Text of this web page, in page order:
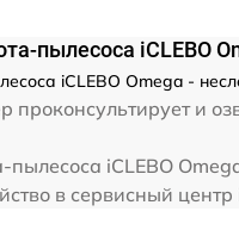
пылесоса iCLEBO
iCLEBO Omega -
и
пылесоса iCLEBO
в сервисный центр